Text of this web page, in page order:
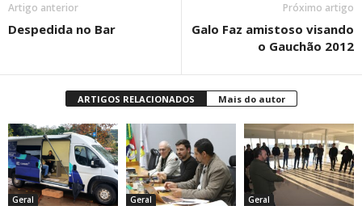
Artigo anterior
Despedida no Bar
Próximo artigo
Galo Faz amistoso visando
o Gauchão 2012
ARTIGOS RELACIONADOS Mais do autor
Geral Geral Geral